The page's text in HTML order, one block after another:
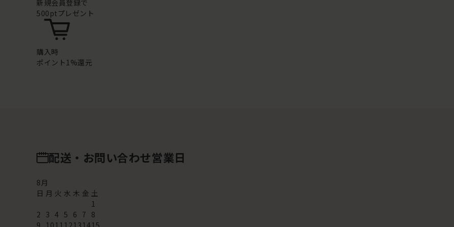
新規会員登録で
500ptプレゼント
購入時
ポイント1%還元
配送・お問い合わせ営業日
8月
日 月 火 水 木 金 土
1
2 3 4 5 6 7 8